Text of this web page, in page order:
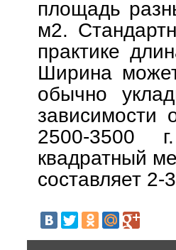
площадь
м2.
практике
Ширина
обычно
зависимости
2500-3500
квадратный
составляет 2-